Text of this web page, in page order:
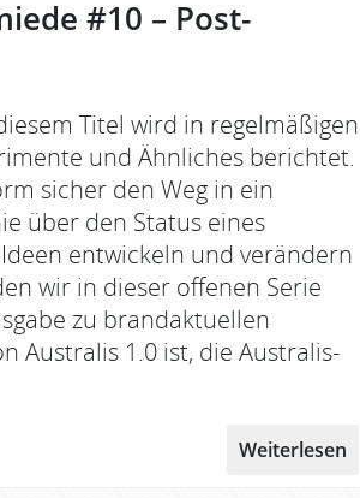
#10 – Post-
Titel wird in regelmäßigen
und Ähnliches berichtet.
sicher den Weg in ein
über den Status eines
entwickeln und verändern
wir in dieser offenen Serie
zu brandaktuellen
Australis 1.0 ist, die Australis-
Weiterlesen